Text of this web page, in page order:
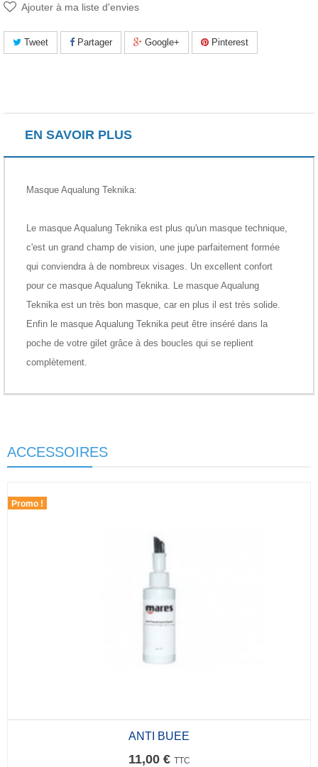
Ajouter à ma liste d'envies
Tweet Partager Google+ Pinterest
EN SAVOIR PLUS
Masque Aqualung Teknika:
Le masque Aqualung Teknika est plus qu'un masque technique,
c'est un grand champ de vision, une jupe parfaitement formée
qui conviendra à de nombreux visages. Un excellent confort
pour ce masque Aqualung Teknika. Le masque Aqualung
Teknika est un très bon masque, car en plus il est très solide.
Enfin le masque Aqualung Teknika peut être inséré dans la
poche de votre gilet grâce à des boucles qui se replient
complètement.
ACCESSOIRES
Promo !
ANTI BUEE
11,00 € TTC